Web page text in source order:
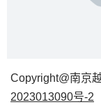
Copyright@南京
2023013090号-2